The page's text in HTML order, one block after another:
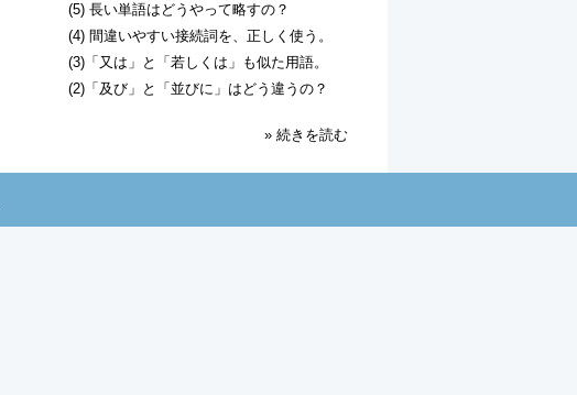
(5) 長い単語はどうやって略すの？
(4) 間違いやすい接続詞を、正しく使う。
(3)「又は」と「若しくは」も似た用語。
(2)「及び」と「並びに」はどう違うの？
» 続きを読む